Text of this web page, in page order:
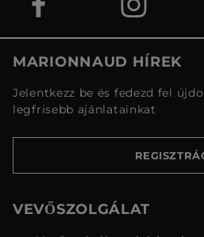
MARIONNAUD HÍREK
Jelentkezz be és fedezd fel
legfrisebb ajánlatainkat
VEVŐSZOLGÁLAT